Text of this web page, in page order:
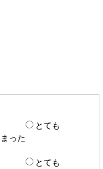
とても
まった
とても